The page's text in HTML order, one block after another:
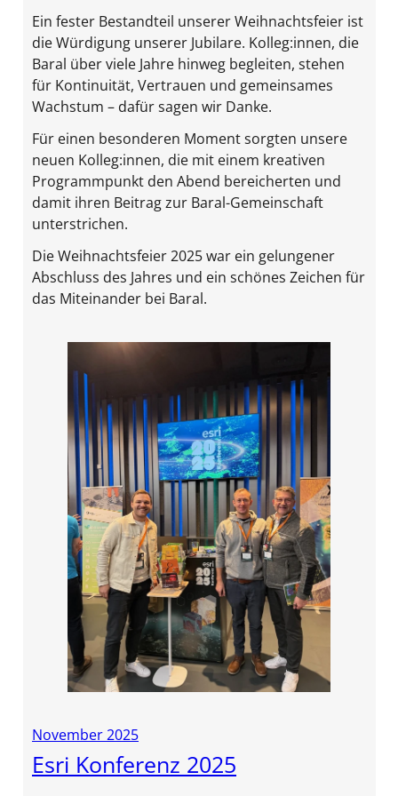
Ein fester Bestandteil unserer Weihnachtsfeier ist
die Würdigung unserer Jubilare. Kolleg:innen, die
Baral über viele Jahre hinweg begleiten, stehen
für Kontinuität, Vertrauen und gemeinsames
Wachstum – dafür sagen wir Danke.
Für einen besonderen Moment sorgten unsere
neuen Kolleg:innen, die mit einem kreativen
Programmpunkt den Abend bereicherten und
damit ihren Beitrag zur Baral-Gemeinschaft
unterstrichen.
Die Weihnachtsfeier 2025 war ein gelungener
Abschluss des Jahres und ein schönes Zeichen für
das Miteinander bei Baral.
November 2025
Esri Konferenz 2025